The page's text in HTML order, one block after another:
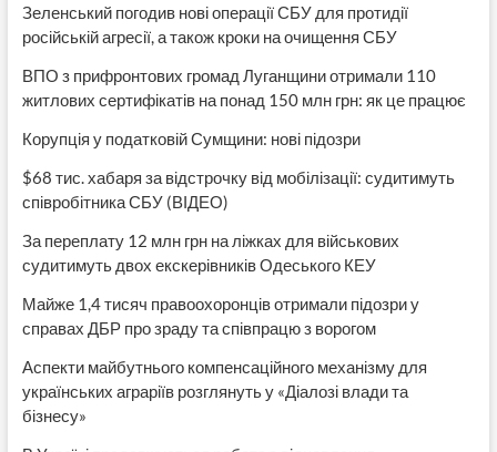
Зеленський погодив нові операції СБУ для протидії
російській агресії, а також кроки на очищення СБУ
ВПО з прифронтових громад Луганщини отримали 110
житлових сертифікатів на понад 150 млн грн: як це працює
Корупція у податковій Сумщини: нові підозри
$68 тис. хабаря за відстрочку від мобілізації: судитимуть
співробітника СБУ (ВІДЕО)
За переплату 12 млн грн на ліжках для військових
судитимуть двох екскерівників Одеського КЕУ
Майже 1,4 тисяч правоохоронців отримали підозри у
справах ДБР про зраду та співпрацю з ворогом
Аспекти майбутнього компенсаційного механізму для
українських аграріїв розглянуть у «Діалозі влади та
бізнесу»